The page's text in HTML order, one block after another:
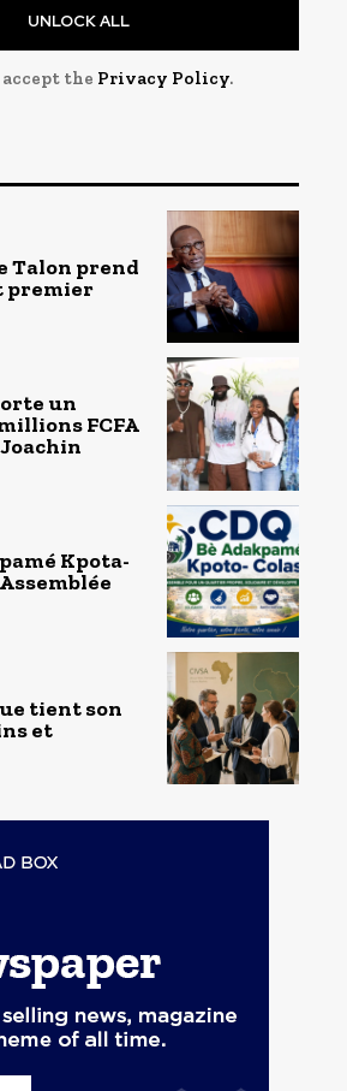
UNLOCK ALL
the Privacy Policy.
Talon prend
premier
un
FCFA
Kpota-
tient son
et